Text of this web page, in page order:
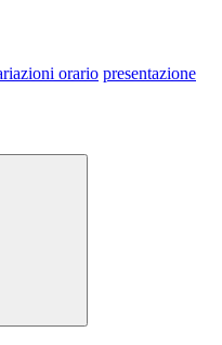
orario presentazione